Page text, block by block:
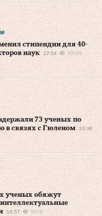
стипендии для 40-
наук
12:04 30199
73 ученых по
в связях с Гюленом
10:38
ученых обяжут
16:57 8079